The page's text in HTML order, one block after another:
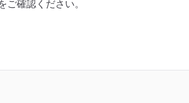
確認ください。